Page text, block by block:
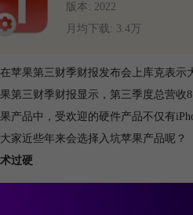
版本: 2022
月均下载: 3.4万
苹果第三财季财报发布会上库克表示
第三财季财报显示，第三季度总营收
产品中，受欢迎的硬件产品不仅有
家近些年来会选择入坑苹果产品呢？
过硬